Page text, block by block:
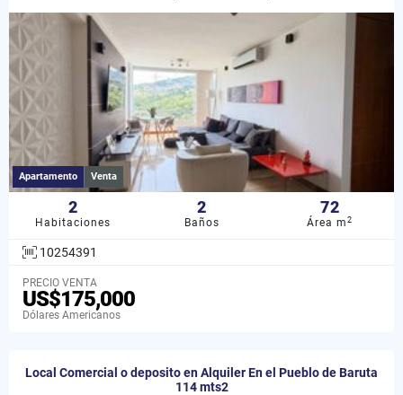
Apartamento Venta
2
Habitaciones
2
Baños
72
Área m2
10254391
PRECIO VENTA
US$175,000
Dólares Americanos
Local Comercial o deposito en Alquiler En el Pueblo de Baruta
114 mts2